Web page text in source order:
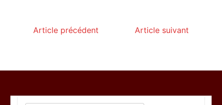
Article précédent Article suivant